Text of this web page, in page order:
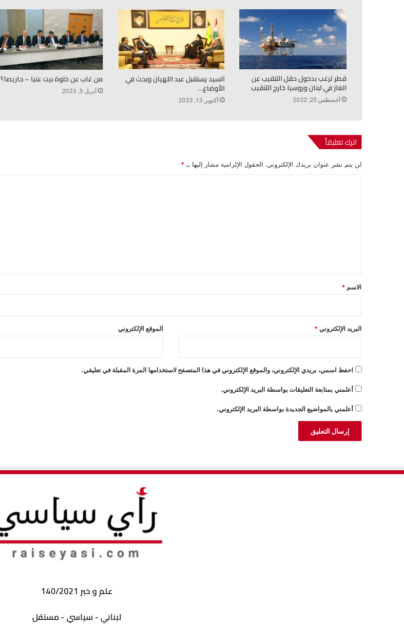
قطر ترغب بدخول حقل التنقيب عن
الغاز في لبنان وروسيا خارج التنقيب
أغسطس 25, 2022
السيد يستقبل عبد اللهيان وبحث في
الأوضاع…
أكتوبر 13, 2023
من غاب عن خلوة بيت عنيا – حاريصا؟
أبريل 5, 2023
اترك تعليقاً
لن يتم نشر عنوان بريدك الإلكتروني. الحقول الإلزامية مشار إليها بـ *
*
الاسم *
البريد الإلكتروني* الموقع الإلكتروني
احفظ اسمي، بريدي الإلكتروني، والموقع الإلكتروني في هذا المتصفح لاستخدامها المرة المقبلة في تعليقي.
أعلمني بمتابعة التعليقات بواسطة البريد الإلكتروني.
أعلمني بالمواضيع الجديدة بواسطة البريد الإلكتروني.
علم و خبر 140/2021
لبناني - سياسي - مستقل